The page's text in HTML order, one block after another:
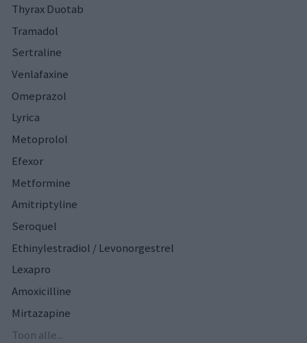
Thyrax Duotab
Tramadol
Sertraline
Venlafaxine
Omeprazol
Lyrica
Metoprolol
Efexor
Metformine
Amitriptyline
Seroquel
Ethinylestradiol / Levonorgestrel
Lexapro
Amoxicilline
Mirtazapine
Toon alle...